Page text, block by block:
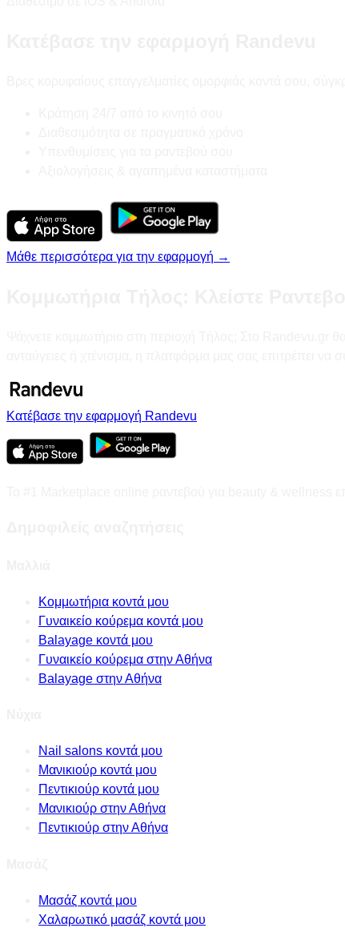
Μάθε περισσότερα για την εφαρμογή →
Κατέβασε την εφαρμογή Randevu
Κομμωτήρια κοντά μου
Γυναικείο κούρεμα κοντά μου
Balayage κοντά μου
Γυναικείο κούρεμα στην Αθήνα
Balayage στην Αθήνα
Nail salons κοντά μου
Μανικιούρ κοντά μου
Πεντικιούρ κοντά μου
Μανικιούρ στην Αθήνα
Πεντικιούρ στην Αθήνα
Μασάζ κοντά μου
Χαλαρωτικό μασάζ κοντά μου